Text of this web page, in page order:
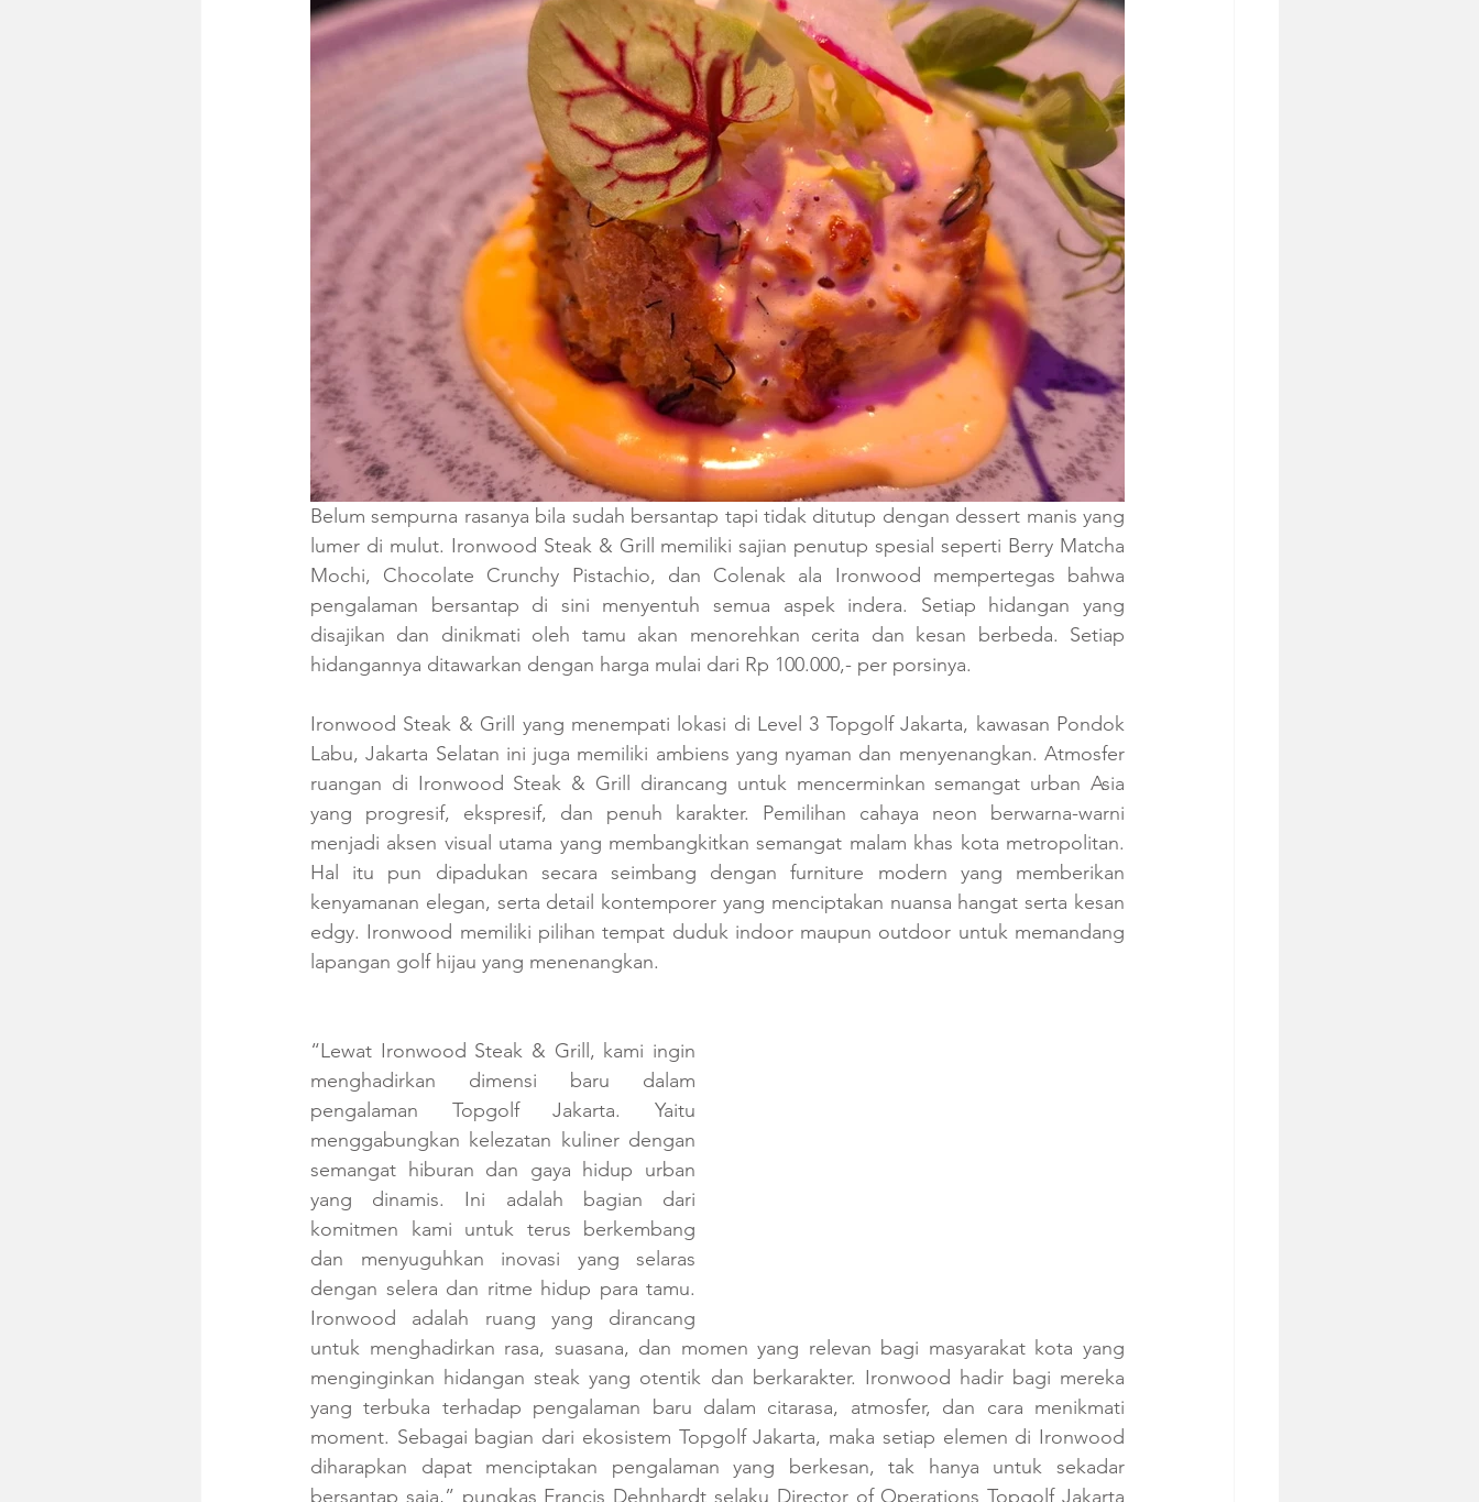
Belum sempurna rasanya bila sudah bersantap tapi tidak ditutup dengan dessert manis yang
lumer di mulut. Ironwood Steak & Grill memiliki sajian penutup spesial seperti Berry Matcha
Mochi, Chocolate Crunchy Pistachio, dan Colenak ala Ironwood mempertegas bahwa
pengalaman bersantap di sini menyentuh semua aspek indera. Setiap hidangan yang
disajikan dan dinikmati oleh tamu akan menorehkan cerita dan kesan berbeda. Setiap
hidangannya ditawarkan dengan harga mulai dari Rp 100.000,- per porsinya.
Ironwood Steak & Grill yang menempati lokasi di Level 3 Topgolf Jakarta, kawasan Pondok
Labu, Jakarta Selatan ini juga memiliki ambiens yang nyaman dan menyenangkan. Atmosfer
ruangan di Ironwood Steak & Grill dirancang untuk mencerminkan semangat urban Asia
yang progresif, ekspresif, dan penuh karakter. Pemilihan cahaya neon berwarna-warni
menjadi aksen visual utama yang membangkitkan semangat malam khas kota metropolitan.
Hal itu pun dipadukan secara seimbang dengan furniture modern yang memberikan
kenyamanan elegan, serta detail kontemporer yang menciptakan nuansa hangat serta kesan
edgy. Ironwood memiliki pilihan tempat duduk indoor maupun outdoor untuk memandang
lapangan golf hijau yang menenangkan.
“Lewat Ironwood Steak & Grill, kami ingin
menghadirkan dimensi baru dalam
pengalaman Topgolf Jakarta. Yaitu
menggabungkan kelezatan kuliner dengan
semangat hiburan dan gaya hidup urban
yang dinamis. Ini adalah bagian dari
komitmen kami untuk terus berkembang
dan menyuguhkan inovasi yang selaras
dengan selera dan ritme hidup para tamu.
Ironwood adalah ruang yang dirancang
untuk menghadirkan rasa, suasana, dan momen yang relevan bagi masyarakat kota yang
menginginkan hidangan steak yang otentik dan berkarakter. Ironwood hadir bagi mereka
yang terbuka terhadap pengalaman baru dalam citarasa, atmosfer, dan cara menikmati
moment. Sebagai bagian dari ekosistem Topgolf Jakarta, maka setiap elemen di Ironwood
diharapkan dapat menciptakan pengalaman yang berkesan, tak hanya untuk sekadar
bersantap saja,” pungkas Francis Dehnhardt selaku Director of Operations Topgolf Jakarta